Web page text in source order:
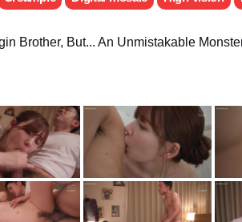
Brother, But... An Unmistakable